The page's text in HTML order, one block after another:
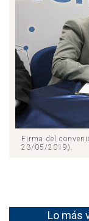
Firma del
23/05/2019).
Lo más